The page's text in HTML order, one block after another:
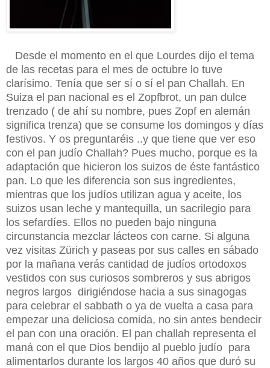
Desde el momento en el que Lourdes dijo el tema
de las recetas para el mes de octubre lo tuve
clarísimo. Tenía que ser sí o sí el pan Challah. En
Suiza el pan nacional es el Zopfbrot, un pan dulce
trenzado ( de ahí su nombre, pues Zopf en alemán
significa trenza) que se consume los domingos y días
festivos. Y os preguntaréis ..y que tiene que ver eso
con el pan judío Challah? Pues mucho, porque es la
adaptación que hicieron los suizos de éste fantástico
pan. Lo que les diferencia son sus ingredientes,
mientras que los judíos utilizan agua y aceite, los
suizos usan leche y mantequilla, un sacrilegio para
los sefardíes. Ellos no pueden bajo ninguna
circunstancia mezclar lácteos con carne. Si alguna
vez visitas Zürich y paseas por sus calles en sábado
por la mañana verás cantidad de judíos ortodoxos
vestidos con sus curiosos sombreros y sus abrigos
negros largos dirigiéndose hacia a sus sinagogas
para celebrar el sabbath o ya de vuelta a casa para
empezar una deliciosa comida, no sin antes bendecir
el pan con una oración. El pan challah representa el
maná con el que Dios bendijo al pueblo judío para
alimentarlos durante los largos 40 años que duró su